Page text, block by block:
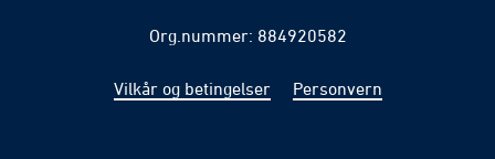
Org.nummer: 884920582
Vilkår og betingelser Personvern